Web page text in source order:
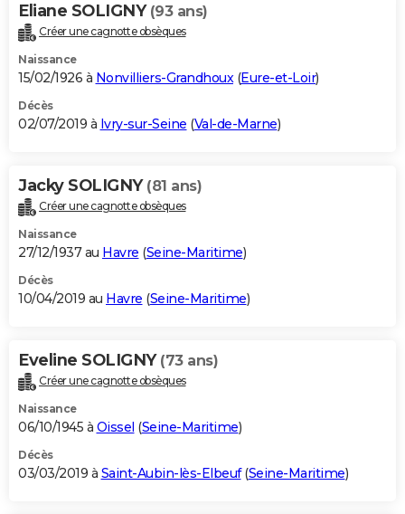
Eliane SOLIGNY (93 ans)
Créer une cagnotte obsèques
Naissance
15/02/1926 à Nonvilliers-Grandhoux(Eure-et-Loir)
Décès
02/07/2019 à Ivry-sur-Seine (Val-de-Marne)
Jacky SOLIGNY (81 ans)
Créer une cagnotte obsèques
Naissance
27/12/1937 au Havre (Seine-Maritime)
Décès
10/04/2019 au Havre (Seine-Maritime)
Eveline SOLIGNY (73 ans)
Créer une cagnotte obsèques
Naissance
06/10/1945 à Oissel (Seine-Maritime)
Décès
03/03/2019 à Saint-Aubin-lès-Elbeuf(Seine-Maritime)